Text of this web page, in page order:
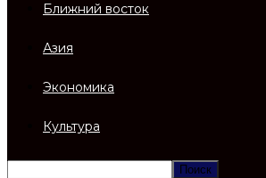
Ближний восток
Азия
Экономика
Культура